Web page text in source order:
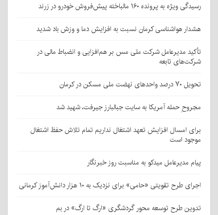
رسیدگی ویژه به پرونده ۱۶۰ مالباخته پیش‌فروش خودرو در زرند
هشدار هواشناسی کرمان نسبت به افزایش دما و وزش باد شدید
تأکید مدیرعامل شرکت ملی مس بر هم‌افزایی و انضباط مالی در
شرکت‌های تابعه
تحویل ۷۰ درصد واحدهای نهضت ملی مسکن در کرمان
مجروحِ حمله آمریکا به سایت جبالبارز جیرفت، شهید شد
برای امسال افزایش تعهد اشتغال نداریم تمام تلاش حفظ اشتغال
موجود است
پیام مدیرعامل میدکو به مناسبت روز خبرنگار
اجرای طرح تقویتی «حامی» برای نزدیک به ۱۰ هزار دانش‌آموز کرمانی
تدوین طرح توسعه محور گردشگری «ارگ تا ارگ» در بم